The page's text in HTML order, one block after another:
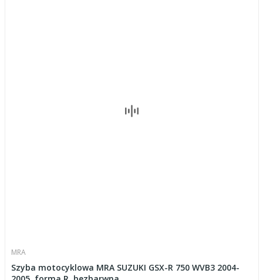
MRA
Szyba motocyklowa MRA SUZUKI GSX-R 750 WVB3 2004-